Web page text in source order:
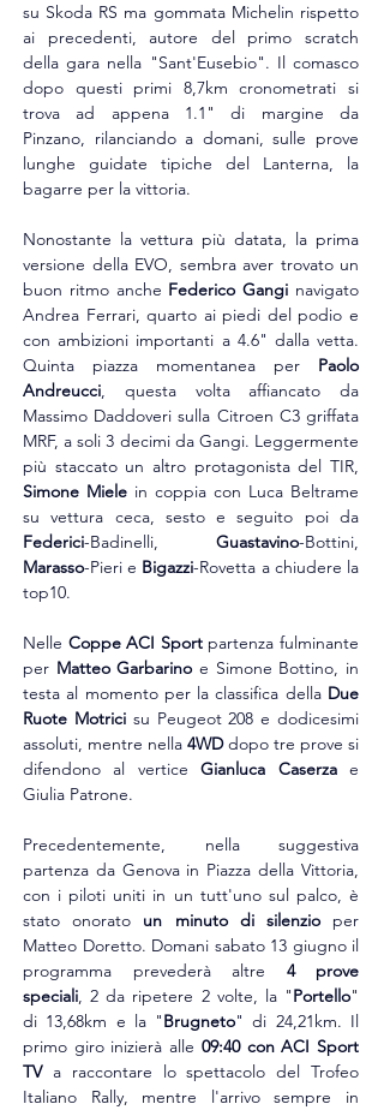
su Skoda RS ma gommata Michelin rispetto
ai precedenti, autore del primo scratch
della gara nella "Sant'Eusebio". Il comasco
dopo questi primi 8,7km cronometrati si
trova ad appena 1.1" di margine da
Pinzano, rilanciando a domani, sulle prove
lunghe guidate tipiche del Lanterna, la
bagarre per la vittoria.
Nonostante la vettura più datata, la prima
versione della EVO, sembra aver trovato un
buon ritmo anche Federico Gangi navigato
Andrea Ferrari, quarto ai piedi del podio e
con ambizioni importanti a 4.6" dalla vetta.
Quinta piazza momentanea per Paolo
Andreucci, questa volta affiancato da
Massimo Daddoveri sulla Citroen C3 griffata
MRF, a soli 3 decimi da Gangi. Leggermente
Simone Miele in coppia con Luca Beltrame
Federici-Badinelli, Guastavino
Marasso-Pieri e Bigazzi-Rovetta a chiudere la
top10.
Nelle Coppe ACI Sport partenza fulminante
per Matteo Garbarino e Simone Bottino, in
testa al momento per la classifica della Due
Ruote Motrici su Peugeot 208 e dodicesimi
assoluti, mentre nella 4WD dopo tre prove si
difendono al vertice Gianluca Caserza e
Giulia Patrone.
Precedentemente, nella suggestiva
partenza da Genova in Piazza della Vittoria,
con i piloti uniti in un tutt'uno sul palco, è
stato onorato un minuto di silenzio per
Matteo Doretto. Domani sabato 13 giugno il
programma prevederà altre 4 prove
speciali, 2 da ripetere 2 volte, la "Portello"
di 13,68km e la "Brugneto" di 24,21km. Il
primo giro inizierà alle 09:40 con ACI Sport
TV a raccontare lo spettacolo del Trofeo
Italiano Rally, mentre l'arrivo sempre in